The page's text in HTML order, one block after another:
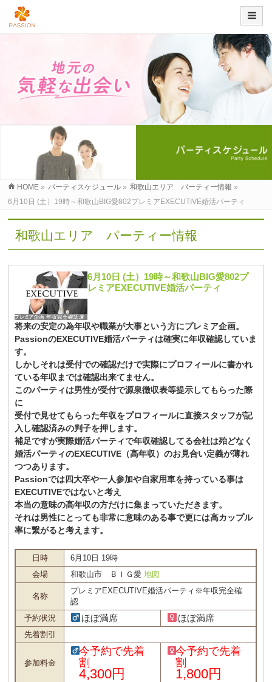
HOME » パーティスケジュール » 和歌山エリア パーティー情報 »
6月10日 (土）19時～和歌山BIG愛802プレミアEXECUTIVE婚活パーティ
和歌山エリア パーティー情報
6月10日 (土）19時～和歌山BIG愛802プ
レミアEXECUTIVE婚活パーティ
将来の安定の為年収や職業が大事という方にプレミア企画。
PassionのEXECUTIVE婚活パーティは確実に年収確認していま
す。
しかしそれは受付での確認だけで実際にプロフィールに書かれ
ている年収までは確認出来てません。
このパーティは男性が受付で源泉徴収表等提示してもらった際
に
受付で見せてもらった年収をプロフィールに直接スタッフが記
入し確認済みの判子を押します。
補足ですが実際婚活パーティで年収確認してる会社は殆どなく
婚活パーティのEXECUTIVE（高年収）のお見合い定義が薄れ
つつあります。
Passionでは四大卒や一人参加や自家用車を持っている事は
EXECUTIVEではないと考え
本当の意味の高年収の方だけに集まっていただきます。
それは男性にとっても非常に意味のある事で更には高カップル
率に繋がると考えます。
日時
6月10日 19時
会場
和歌山市 ＢＩＧ愛地図
名称
プレミアEXECUTIVE婚活パーティ※年収完全確
認
予約状況
ほぼ満席 ほぼ満席
先着割引
参加料金
今予約で先着
割
4,300円
今予約で先着
割
1,800円